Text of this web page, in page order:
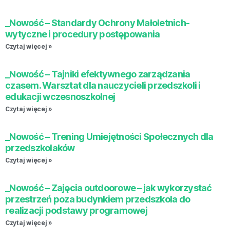
_Nowość – Standardy Ochrony Małoletnich-
wytyczne i procedury postępowania
Czytaj więcej »
_Nowość – Tajniki efektywnego zarządzania
czasem. Warsztat dla nauczycieli przedszkoli i
edukacji wczesnoszkolnej
Czytaj więcej »
_Nowość – Trening Umiejętności Społecznych dla
przedszkolaków
Czytaj więcej »
_Nowość – Zajęcia outdoorowe – jak wykorzystać
przestrzeń poza budynkiem przedszkola do
realizacji podstawy programowej
Czytaj więcej »